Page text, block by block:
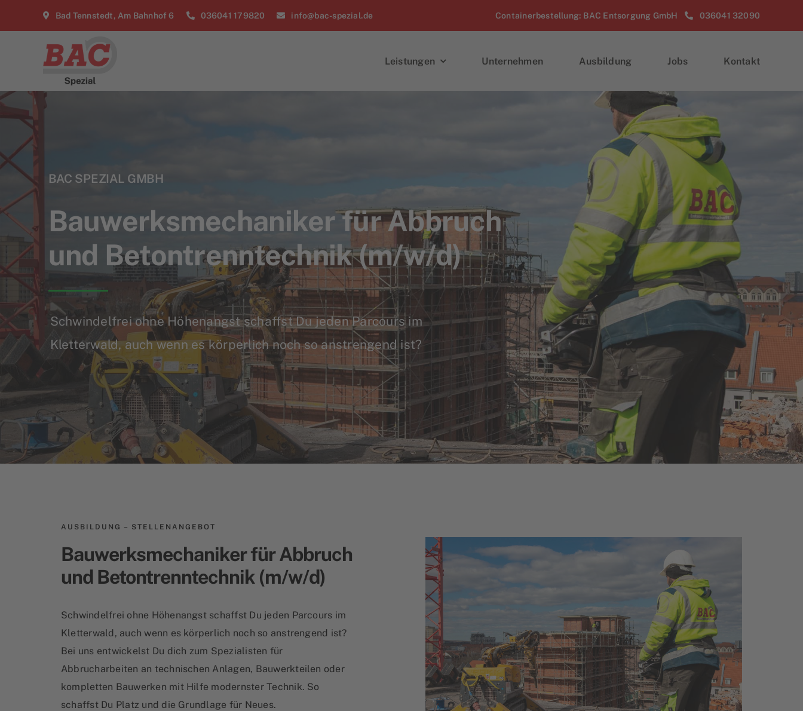
Bad Tennstedt, Am Bahnhof 6 036041 179820 info@bac-spezial.de Containerbestellung: BAC Entsorgung GmbH 036041 32090
Leistungen Unternehmen Ausbildung Jobs Kontakt
BAC SPEZIAL GMBH
Bauwerksmechaniker für Abbruch
und Betontrenntechnik (m/w/d)
Schwindelfrei ohne Höhenangst schaffst Du jeden Parcours im
Kletterwald, auch wenn es körperlich noch so anstrengend ist?
AUSBILDUNG – STELLENANGEBOT
Bauwerksmechaniker für Abbruch
und Betontrenntechnik (m/w/d)
Schwindelfrei ohne Höhenangst schaffst Du jeden Parcours im
Kletterwald, auch wenn es körperlich noch so anstrengend ist?
Bei uns entwickelst Du dich zum Spezialisten für
Abbrucharbeiten an technischen Anlagen, Bauwerkteilen oder
kompletten Bauwerken mit Hilfe modernster Technik. So
schaffst Du Platz und die Grundlage für Neues.